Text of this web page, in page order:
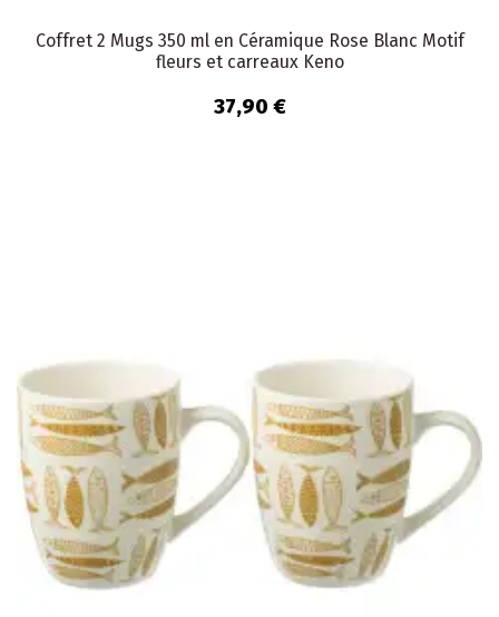
Coffret 2 Mugs 350 ml en Céramique Rose Blanc Motif
fleurs et carreaux Keno
37,90 €